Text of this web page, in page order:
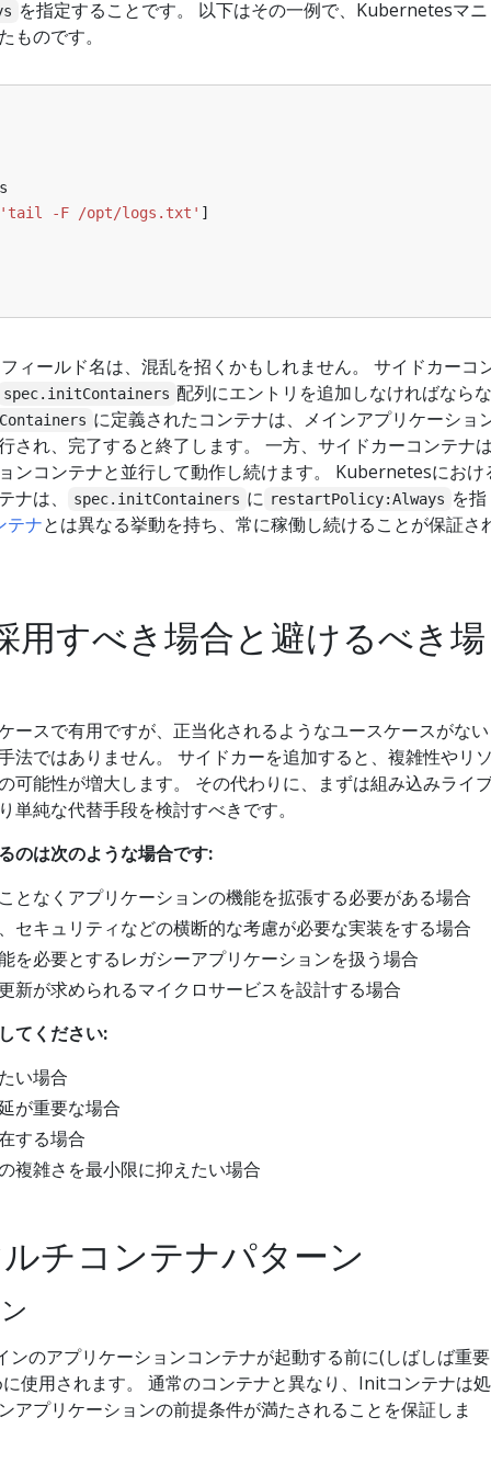
を指定することです。 以下はその一例で、Kubernetesマニ
ものです。
'tail -F /opt/logs.txt' ]
ィールド名は、混乱を招くかもしれません。 サイドカーコ
spec.initContainers 配列にエントリを追加しなければならな
に定義されたコンテナは、メインアプリケーショ
され、完了すると終了します。 一方、サイドカーコンテナは
ンコンテナと並行して動作し続けます。 Kubernetesにおけ
ナは、
spec.initContainers に restartPolicy:Always を指
テナとは異なる挙動を持ち、常に稼働し続けることが保証さ
用すべき場合と避けるべき場
ースで有用ですが、正当化されるようなユースケースがない
法ではありません。 サイドカーを追加すると、複雑性やリソ
可能性が増大します。 その代わりに、まずは組み込みライ
純な代替手段を検討すべきです。
のは次のような場合です:
となくアプリケーションの機能を拡張する必要がある場合
セキュリティなどの横断的な考慮が必要な実装をする場合
を必要とするレガシーアプリケーションを扱う場合
新が求められるマイクロサービスを設計する場合
てください:
い場合
が重要な場合
する場合
複雑さを最小限に抑えたい場合
チコンテナパターン
ンのアプリケーションコンテナが起動する前に(しばしば重要
使用されます。 通常のコンテナと異なり、Initコンテナは処
アプリケーションの前提条件が満たされることを保証しま